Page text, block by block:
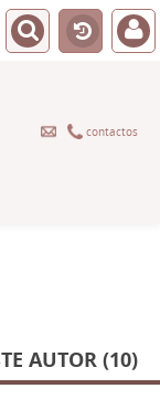
contactos
AUTOR (10)